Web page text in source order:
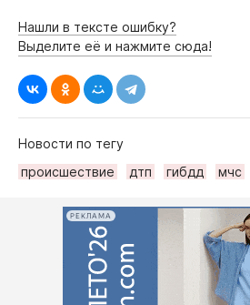
Нашли в тексте ошибку?
Выделите её и нажмите сюда!
Новости по тегу
происшествие
дтп гибдд мчс
РЕКЛАМА